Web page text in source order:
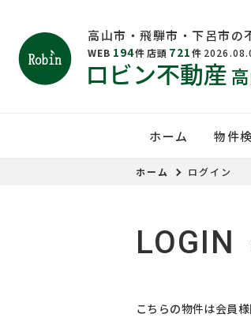
高山市・飛騨市・下呂市の
WEB 194件 店頭 721件
ロビン不動産
ホーム 物件
ホーム ログイン
LOGIN
こちらの物件は会員